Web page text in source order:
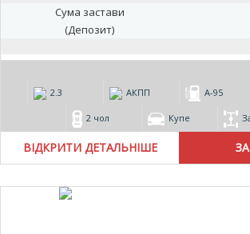
Сума застави
(Депозит)
2.3 АКПП А-95
2 чол Купе
ВІДКРИТИ ДЕТАЛЬНІШЕ